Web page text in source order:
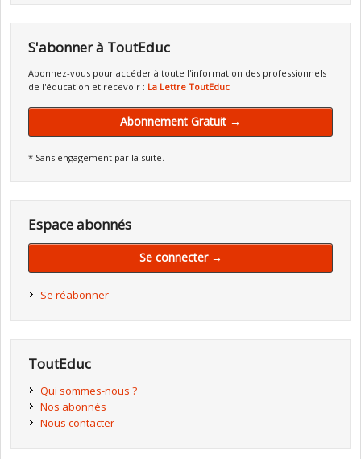
S'abonner à ToutEduc
Abonnez-vous pour accéder à toute l'information des professionnels
de l'éducation et recevoir : La Lettre ToutEduc
Abonnement Gratuit →
* Sans engagement par la suite.
Espace abonnés
Se connecter →
Se réabonner
ToutEduc
Qui sommes-nous ?
Nos abonnés
Nous contacter